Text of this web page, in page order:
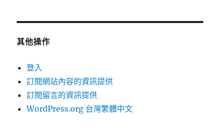
其他操作
登入
訂閱網站內容的資訊提供
訂閱留言的資訊提供
WordPress.org 台灣繁體中文